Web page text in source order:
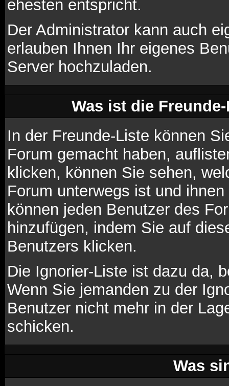
ehesten entspricht.
Der Administrator kann auch
erlauben Ihnen Ihr eigenes
Server hochzuladen.
Was ist die
In der Freunde-Liste können
Forum gemacht haben,
klicken, können Sie sehen,
Forum unterwegs ist und
können jeden Benutzer des
hinzufügen, indem Sie auf
Benutzers klicken.
Die Ignorier-Liste ist dazu da,
Wenn Sie jemanden zu der
Benutzer nicht mehr in der
schicken.
Was